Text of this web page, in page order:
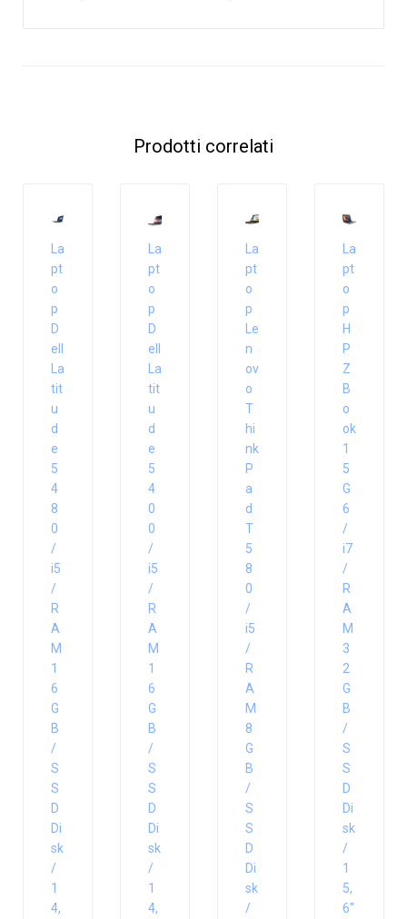
Prodotti correlati
La
pt
o
p
D
ell
La
tit
u
d
e
5
4
8
0
/
i5
/
R
A
M
1
6
G
B
/
S
S
D
Di
sk
/
1
4,
La
pt
o
p
D
ell
La
tit
u
d
e
5
4
0
0
/
i5
/
R
A
M
1
6
G
B
/
S
S
D
Di
sk
/
1
4,
La
pt
o
p
Le
n
ov
o
T
hi
nk
P
a
d
T
5
8
0
/
i5
/
R
A
M
8
G
B
/
S
S
D
Di
sk
/
La
pt
o
p
H
P
Z
B
o
ok
1
5
G
6
/
i7
/
R
A
M
3
2
G
B
/
S
S
D
Di
sk
/
1
5,
6″